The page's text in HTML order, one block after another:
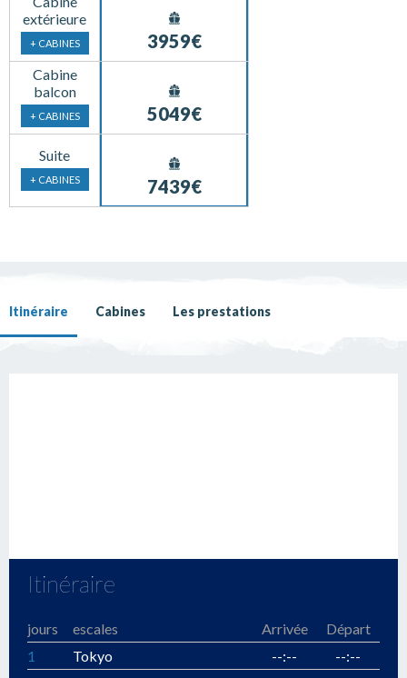
extérieure
+ CABINES
Cabine
balcon
+ CABINES
Suite
+ CABINES
3959€
5049€
7439€
Itinéraire Cabines Les prestations
Itinéraire
jours escales Arrivée
Départ
1
Tokyo --:--
--:--